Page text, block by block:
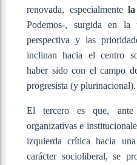
renovada, especialmente
Podemos-, surgida en la
perspectiva y las
inclinan hacia el centro
haber sido con el campo
progresista (y plurinacional).
El tercero es que, ante
organizativas e
izquierda crítica hacia
carácter socioliberal, se